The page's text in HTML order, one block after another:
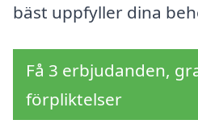
bäst uppfyller dina
Få 3 erbjudanden,
förpliktelser